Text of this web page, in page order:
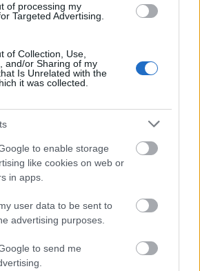
of processing my
Targeted Advertising.
of Collection, Use,
and/or Sharing of my
Is Unrelated with the
it was collected.
to enable storage
like cookies on web or
in apps.
user data to be sent to
advertising purposes.
to send me
Σιδηροδρόμων
για το
παρέμβασης στη
σταθερής τροχιάς με
, αδίκημα που συνδέεται με
οι οποίες φέρονται να
κίνδυνο για την ασφάλεια
κυκλοφορίας.
τους 36 κατηγορούμενους
για ανθρωποκτονία
συρροή, βαριά σωματική